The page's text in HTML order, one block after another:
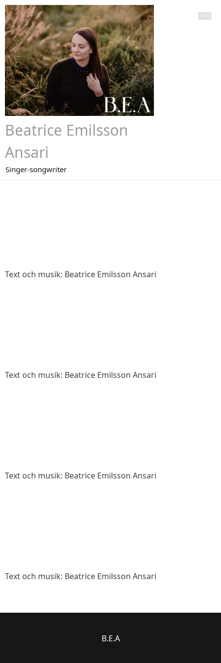
Hoppa
till
innehåll
Beatrice Emilsson
Ansari
Singer-songwriter
Text och musik: Beatrice Emilsson Ansari
Text och musik: Beatrice Emilsson Ansari
Text och musik: Beatrice Emilsson Ansari
Text och musik: Beatrice Emilsson Ansari
B.E.A